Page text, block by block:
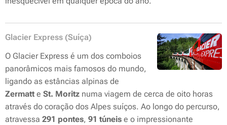
Glacier Express (Suíça)
O Glacier Express é um dos comboios
panorâmicos mais famosos do mundo,
ligando as estâncias alpinas de
Zermatt e St. Moritz numa viagem de cerca de oito horas
através do coração dos Alpes suíços. Ao longo do percurso,
atravessa 291 pontes, 91 túneis e o impressionante